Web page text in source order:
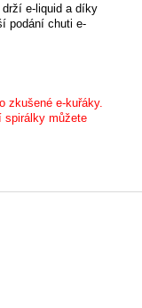
e-liquid a díky
podání chuti e-
zkušené e-kuřáky.
spirálky můžete